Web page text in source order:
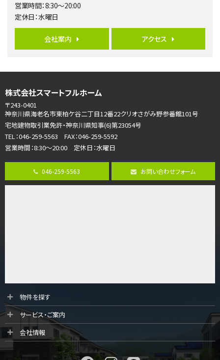
バ15分・歩1分
リビングダイニング部分の床暖房完備 車並列2台駐…
3,680万円
ご家族が集まるLDKは１７．５帖とゆとりある広さ…
第8位
古淵駅
バ12分・歩4分
並列２台駐車可。１階はリビングと水まわりをまとめ…
桜ヶ丘駅
LDK約20帖とゆとりある広さ！WIC、SICの…
営業時間：8:30～20:00
定休日：水曜日
会社案内 アクセス
株式会社スマートフルホーム
〒243-0401
神奈川県海老名市東柏ケ谷二丁目12番22クリオさがみ野参番館101号
宅地建物取引業免許・神奈川県知事(6)第23054号
TEL：046-259-5563 FAX：046-259-5592
営業時間：8:30～20:00 定休日：水曜日
046-259-5563 お問い合わせフォーム
物件を探す
サービス・ご案内
会社情報